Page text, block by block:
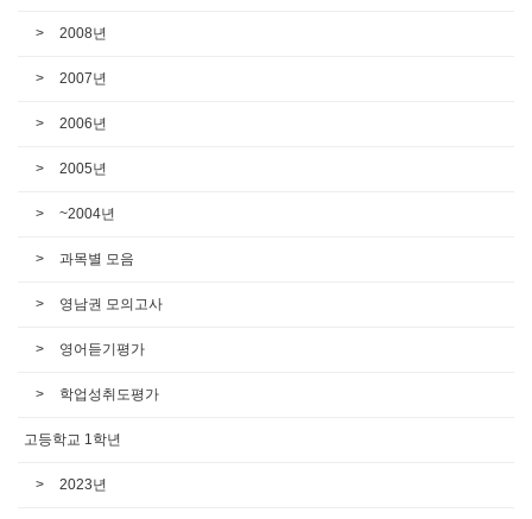
2008년
2007년
2006년
2005년
~2004년
과목별 모음
영남권 모의고사
영어듣기평가
학업성취도평가
고등학교 1학년
2023년